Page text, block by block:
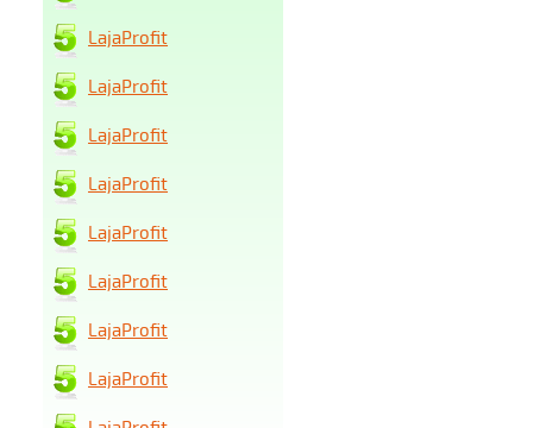
LajaProfit
LajaProfit
LajaProfit
LajaProfit
LajaProfit
LajaProfit
LajaProfit
LajaProfit